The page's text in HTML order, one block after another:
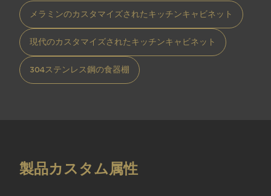
メラミンのカスタマイズされたキッチンキャビネット
現代のカスタマイズされたキッチンキャビネット
304ステンレス鋼の食器棚
製品カスタム属性